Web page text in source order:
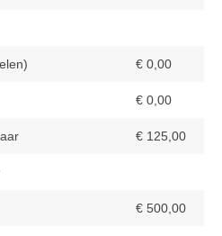
€ 0,00
€ 0,00
€ 125,00
€ 500,00